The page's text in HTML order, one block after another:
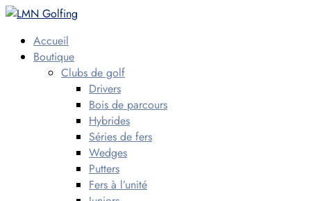
Accueil
Boutique
Clubs de golf
Drivers
Bois de parcours
Hybrides
Séries de fers
Wedges
Putters
Fers à l’unité